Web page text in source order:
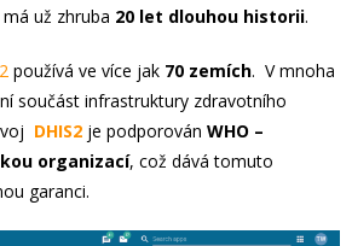
už zhruba 20 let dlouhou historii.
používá ve více jak 70 zemích. V mnoha
součást infrastruktury zdravotního
DHIS2 je podporován WHO –
organizací, což dává tomuto
garanci.